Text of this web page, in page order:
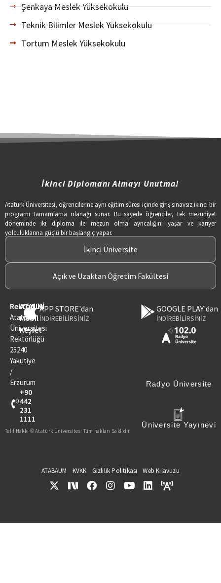
Şenkaya Meslek Yüksekokulu
Teknik Bilimler Meslek Yüksekokulu
Tortum Meslek Yüksekokulu
İkinci Diplomanı Almayı Unutma!
Atatürk Üniversitesi, öğrencilerine aynı eğitim süresi içinde giriş sınavsız ikinci bir
programı tamamlama olanağı sunar. Bu sayede öğrenciler, tek mezuniyet
döneminde iki diploma ile mezun olma ayrıcalığını yaşar ve kariyer
yolculuklarına güçlü bir başlangıç yapar.
İkinci Üniversite
Açık ve Uzaktan Öğretim Fakültesi
Rektörlük
Atatürk
Üniversitesi
Rektörlüğü
25240
Yakutiye
/
Erzurum
+90
442
231
1111
ATAUNİ
Mobil
Keşfet
APP STORE'dan
İNDİREBİLİRSİNİZ
GOOGLE PLAY'dan
İNDİREBİLİRSİNİZ
Radyo Üniversite
Üniversite Yayınevi
Telif Hakkı © Atatürk Üniversitesi Tüm hakları Saklıdır
ATABAUM KVKK Gizlilik Politikası Web Kılavuzu